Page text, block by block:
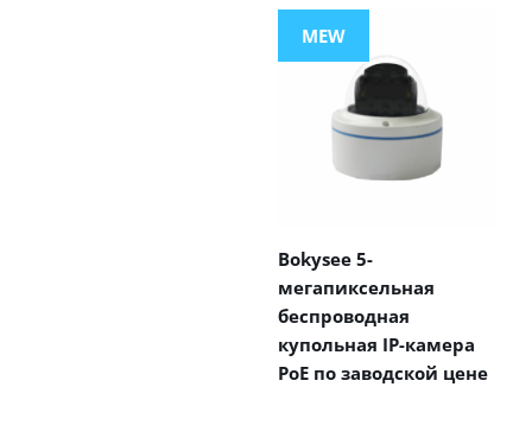
MEW
Bokysee 5-
мегапиксельная
беспроводная
купольная IP-камера
PoE по заводской цене